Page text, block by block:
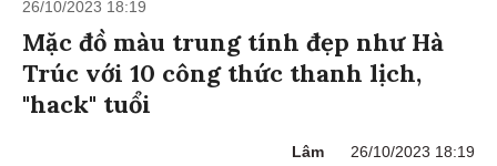
26/10/2023 18:19
Mặc đồ màu trung tính đẹp như Hà
Trúc với 10 công thức thanh lịch,
"hack" tuổi
Lâm 26/10/2023 18:19